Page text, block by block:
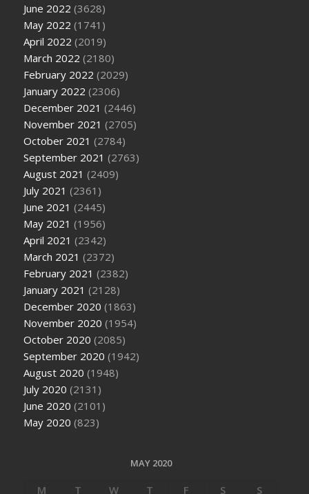
June 2022 (3628)
May 2022 (1741)
April 2022 (2019)
March 2022 (2180)
February 2022 (2029)
January 2022 (2306)
December 2021 (2446)
November 2021 (2705)
October 2021 (2784)
September 2021 (2763)
August 2021 (2409)
July 2021 (2361)
June 2021 (2445)
May 2021 (1956)
April 2021 (2342)
March 2021 (2372)
February 2021 (2382)
January 2021 (2128)
December 2020 (1863)
November 2020 (1954)
October 2020 (2085)
September 2020 (1942)
August 2020 (1948)
July 2020 (2131)
June 2020 (2101)
May 2020 (823)
MAY 2020
M T W T F S
S